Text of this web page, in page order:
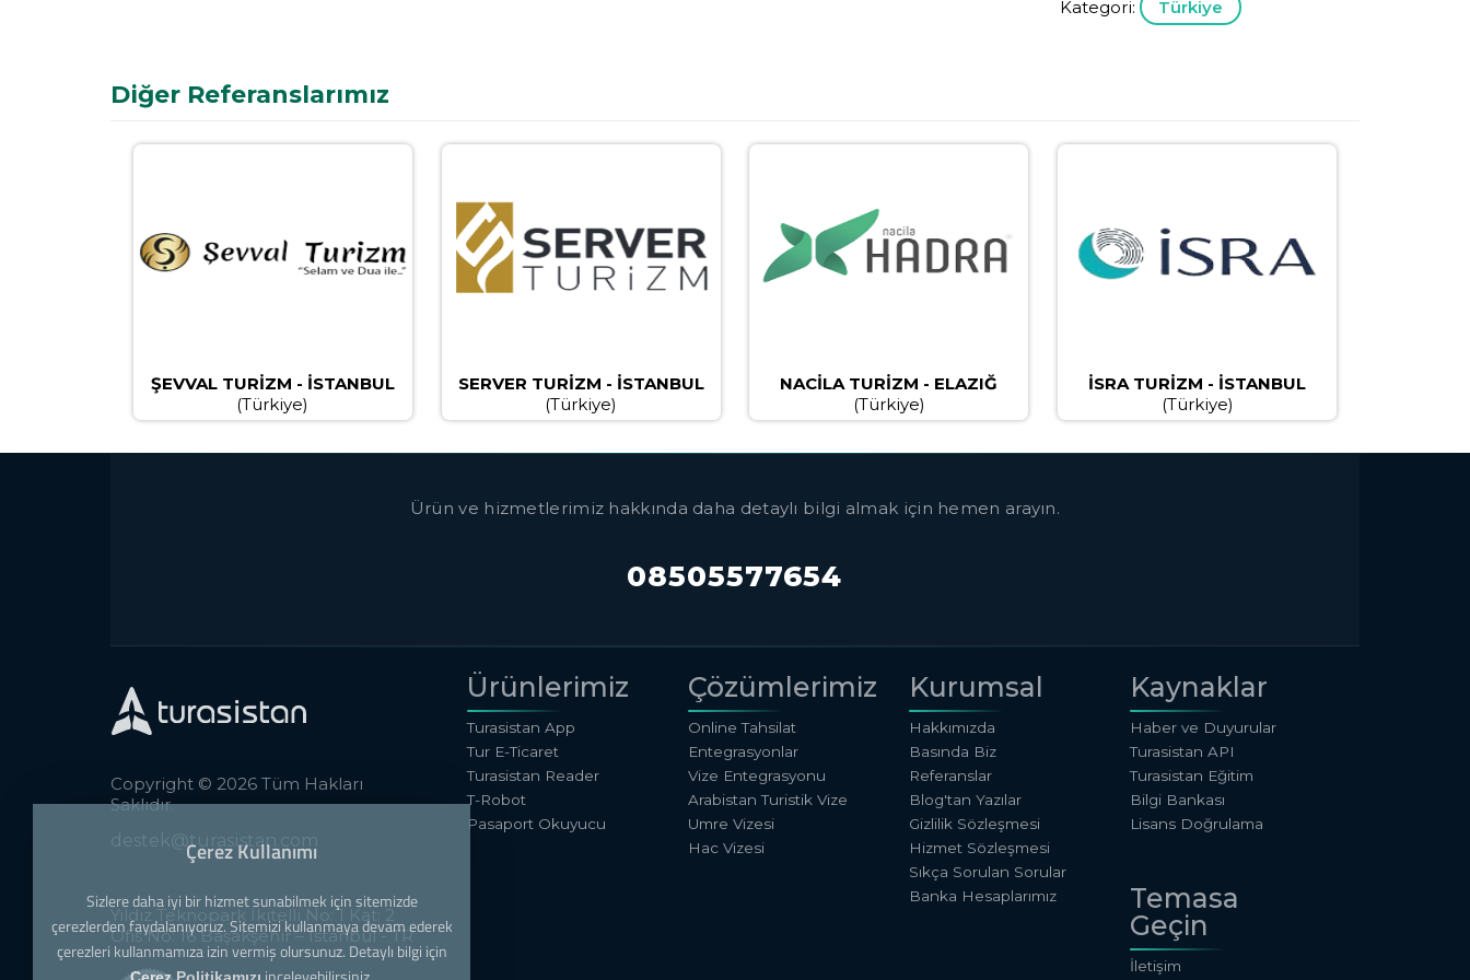
Kategori: Türkiye
Diğer Referanslarımız
ŞEVVAL TURİZM - İSTANBUL
(Türkiye)
SERVER TURİZM - İSTANBUL
(Türkiye)
NACİLA TURİZM - ELAZIĞ
(Türkiye)
İSRA TURİZM - İSTANBUL
(Türkiye)
Ürün ve hizmetlerimiz hakkında daha detaylı bilgi almak için hemen arayın.
08505577654
Copyright © 2026 Tüm Hakları
Saklıdır.
destek@turasistan.com
Yıldız Teknopark İkitelli No: 1 Kat: 2
Ofis No: 16 Başakşehir – İstanbul - TR
Ürünlerimiz
Turasistan App
Tur E-Ticaret
Turasistan Reader
T-Robot
Pasaport Okuyucu
Çözümlerimiz
Online Tahsilat
Entegrasyonlar
Vize Entegrasyonu
Arabistan Turistik Vize
Umre Vizesi
Hac Vizesi
Kurumsal
Hakkımızda
Basında Biz
Referanslar
Blog'tan Yazılar
Gizlilik Sözleşmesi
Hizmet Sözleşmesi
Sıkça Sorulan Sorular
Banka Hesaplarımız
Kaynaklar
Haber ve Duyurular
Turasistan API
Turasistan Eğitim
Bilgi Bankası
Lisans Doğrulama
Temasa
Geçin
İletişim
Çerez Kullanımı
Sizlere daha iyi bir hizmet sunabilmek için sitemizde
çerezlerden faydalanıyoruz. Sitemizi kullanmaya devam ederek
çerezleri kullanmamıza izin vermiş olursunuz. Detaylı bilgi için